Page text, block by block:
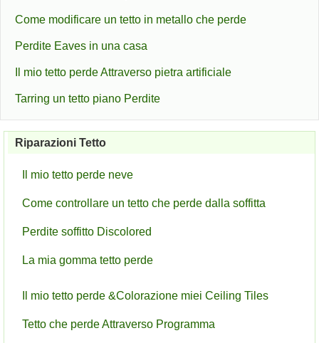
Come modificare un tetto in metallo che perde
Perdite Eaves in una casa
Il mio tetto perde Attraverso pietra artificiale
Tarring un tetto piano Perdite
Riparazioni Tetto
Il mio tetto perde neve
Come controllare un tetto che perde dalla soffitta
Perdite soffitto Discolored
La mia gomma tetto perde
Il mio tetto perde &Colorazione miei Ceiling Tiles
Tetto che perde Attraverso Programma